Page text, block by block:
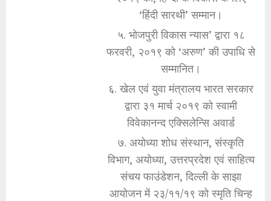
‘हिंदी सारथी’ सम्मान।
५. भोजपुरी विकास न्यास’ द्वारा १८
फरवरी, २०१९ को ‘अरुण’ की उपाधि से
सम्मानित।
६. खेल एवं युवा मंत्रालय भारत सरकार
द्वारा ३१ मार्च २०१९ को स्वामी
विवेकानन्द एक्सिलेन्सि अवार्ड
७. अयोध्या शोध संस्थान, संस्कृति
विभाग, अयोध्या, उत्तरप्रदेश एवं साहित्य
संचय फाउंडेशन, दिल्ली के साझा
आयोजन में २३/११/१९ को स्मृति चिन्ह